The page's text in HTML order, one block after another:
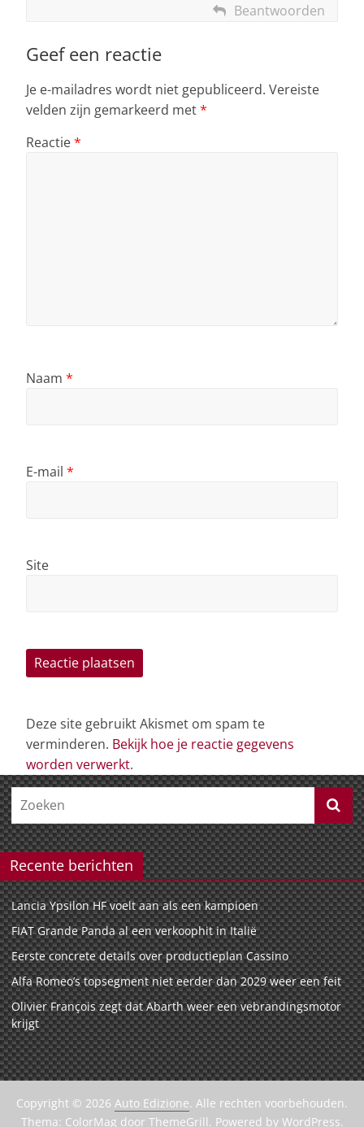
Beantwoorden
Geef een reactie
Je e-mailadres wordt niet gepubliceerd. Vereiste
velden zijn gemarkeerd met*
Reactie*
Naam *
E-mail *
Site
Deze site gebruikt Akismet om spam te
verminderen. Bekijk hoe je reactie gegevens
worden verwerkt.
Recente berichten
Lancia Ypsilon HF voelt aan als een kampioen
FIAT Grande Panda al een verkoophit in Italië
Eerste concrete details over productieplan Cassino
Alfa Romeo’s topsegment niet eerder dan 2029 weer een feit
Olivier François zegt dat Abarth weer een vebrandingsmotor
krijgt
Copyright © 2026 Auto Edizione. Alle rechten voorbehouden.
Thema: ColorMag door ThemeGrill. Powered by WordPress.